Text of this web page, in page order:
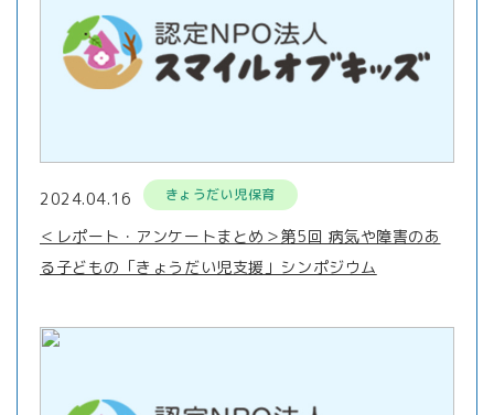
2024.04.16 きょうだい児保育
＜レポート・アンケートまとめ＞第5回 病気や障害のあ
る子どもの「きょうだい児支援」シンポジウム